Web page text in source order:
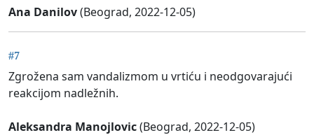
Ana Danilov(Beograd, 2022-12-05)
#7
Zgrožena sam vandalizmom u vrtiću i neodgovarajući
reakcijom nadležnih.
Aleksandra Manojlovic(Beograd, 2022-12-05)